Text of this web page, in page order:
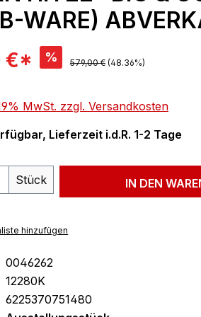
WARE)
€* % Regulärer Preis:
579,00 € (48.36%)
MwSt. zzgl. Versandkosten
Lieferzeit i.d.R. 1-2 Tage
Anzahl: Gib den
Stück IN DEN
hinzufügen
0046262
12280K
6225370751480